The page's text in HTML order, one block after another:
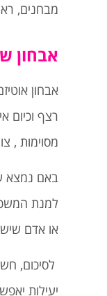
מבחנים,
אבחון
אבחון
רצף וכיום
מסוימות ,
באם נמצא
למנת
או אדם
לסיכום,
יעילות